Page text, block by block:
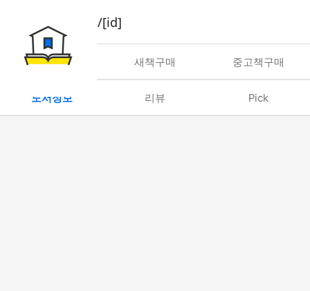
book/rent/[id]
대여 새책구매 중고책구매
도서정보 리뷰 Pick